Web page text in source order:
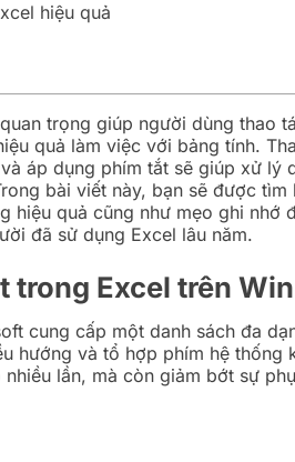
hiệu quả
trọng giúp người dùng thao
quả làm việc với bảng tính.
áp dụng phím tắt sẽ giúp xử lý
bài viết này, bạn sẽ được tìm
hiệu quả cũng như mẹo ghi nhớ
đã sử dụng Excel lâu năm.
trong Excel trên
cung cấp một danh sách đa
hướng và tổ hợp phím hệ thống
lần, mà còn giảm bớt sự